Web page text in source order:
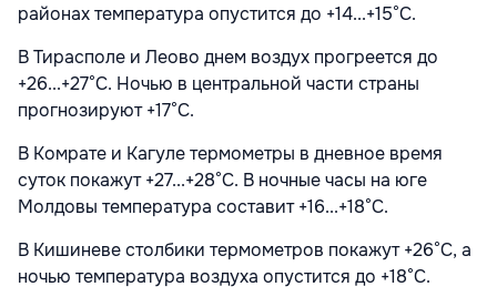
районах температура опустится до +14...+15°С.
В Тирасполе и Леово днем воздух прогреется до
+26...+27°С. Ночью в центральной части страны
прогнозируют +17°С.
В Комрате и Кагуле термометры в дневное время
суток покажут +27...+28°С. В ночные часы на юге
Молдовы температура составит +16...+18°С.
В Кишиневе столбики термометров покажут +26°С, а
ночью температура воздуха опустится до +18°С.